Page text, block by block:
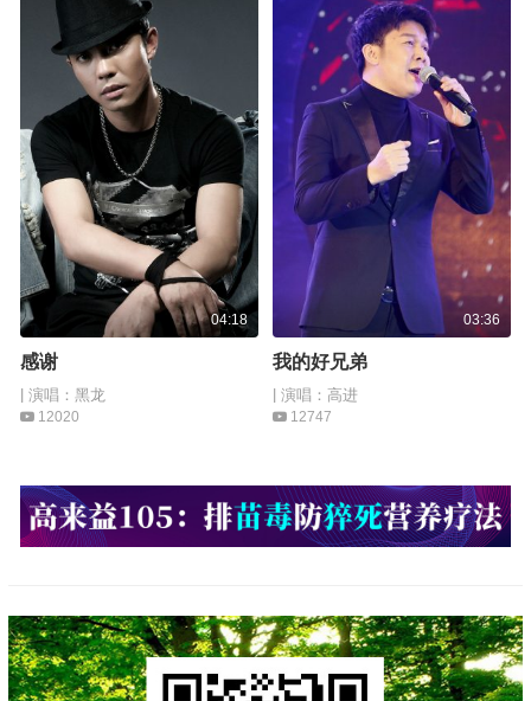
04:18
感谢
| 演唱：黑龙
12020
03:36
我的好兄弟
| 演唱：高进
12747